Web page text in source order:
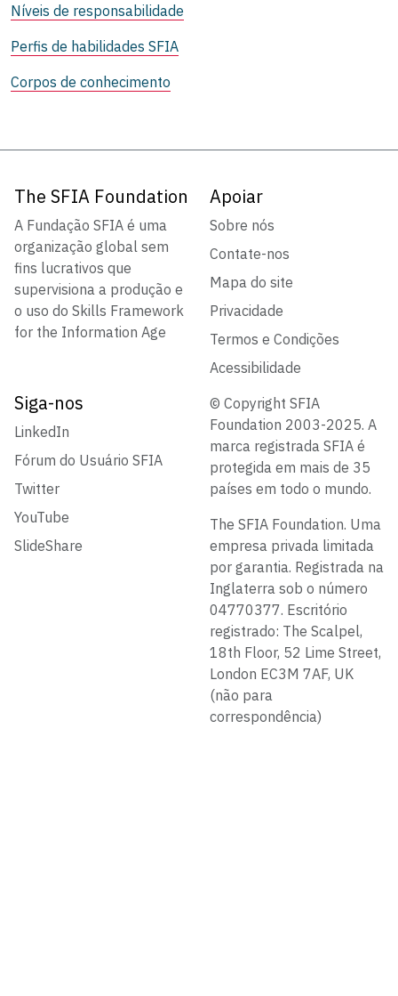
Níveis de responsabilidade
Perfis de habilidades SFIA
Corpos de conhecimento
The SFIA Foundation
A Fundação SFIA é uma
organização global sem
fins lucrativos que
supervisiona a produção e
o uso do Skills Framework
for the Information Age
Apoiar
Sobre nós
Contate-nos
Mapa do site
Privacidade
Termos e Condições
Acessibilidade
Siga-nos
LinkedIn
Fórum do Usuário SFIA
Twitter
YouTube
SlideShare
© Copyright SFIA
Foundation 2003-2025. A
marca registrada SFIA é
protegida em mais de 35
países em todo o mundo.
The SFIA Foundation. Uma
empresa privada limitada
por garantia. Registrada na
Inglaterra sob o número
04770377. Escritório
registrado: The Scalpel,
18th Floor, 52 Lime Street,
London EC3M 7AF, UK
(não para
correspondência)